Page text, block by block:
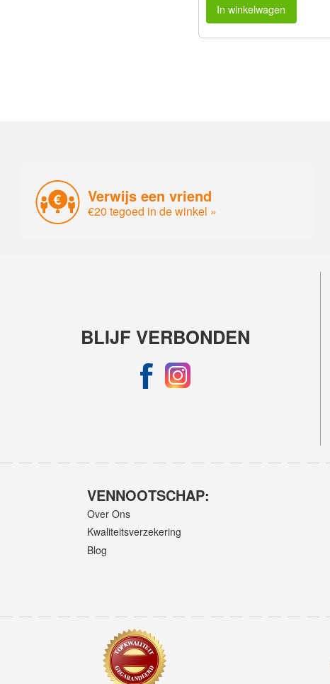
In winkelwagen
Verwijs een vriend
€20 tegoed in de winkel »
BLIJF VERBONDEN
VENNOOTSCHAP:
Over Ons
Kwaliteitsverzekering
Blog